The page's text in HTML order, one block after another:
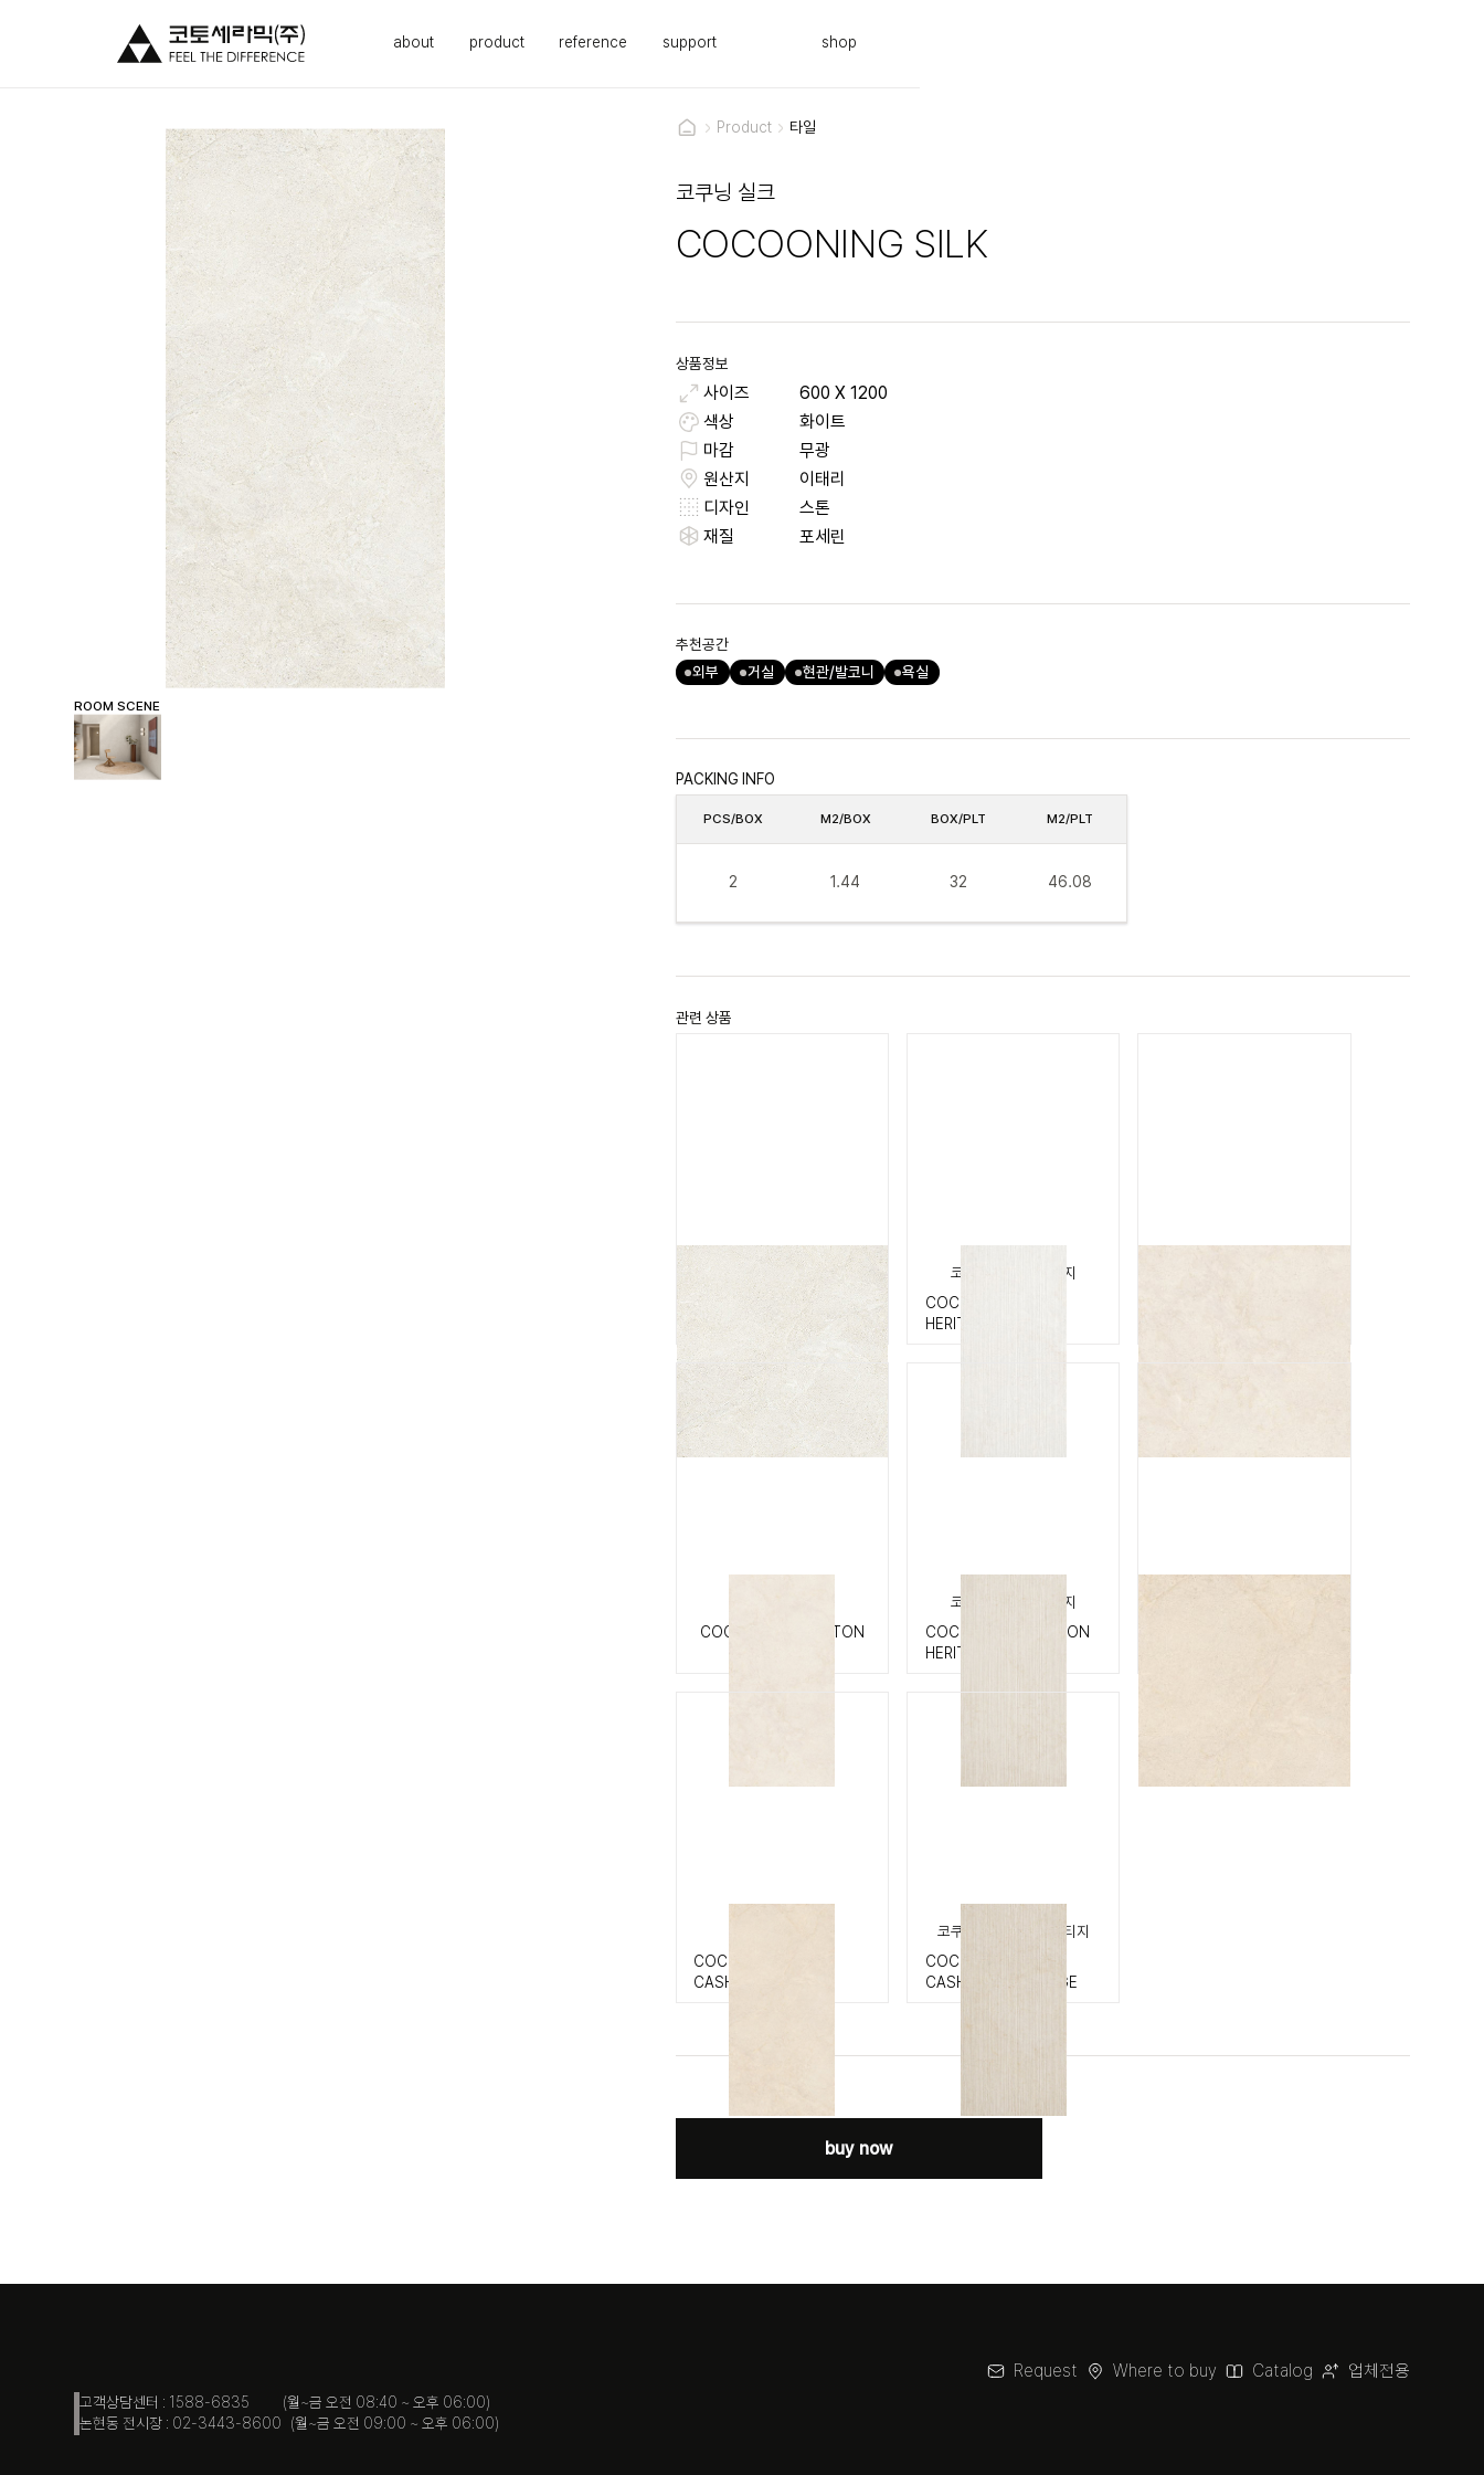
about product reference support shop
ROOM SCENE
Product 타일
코쿠닝 실크
COCOONING SILK
상품정보
사이즈 600 X1200
색상
화이트
마감
무광
원산지
이태리
디자인
스톤
재질
포세린
추천공간
외부
거실 현관/발코니 욕실
PACKING INFO
PCS/BOX
2
M2/BOX
1.44
BOX/PLT
32
M2/PLT
46.08
관련 상품
코쿠닝 실크
COCOONING SILK
코쿠닝 실크 헤리티지
COCOONING SILK
HERITAGE
COCOONING COTTON
코쿠닝 코튼 헤리티지
COCOONING COTTON
HERITAGE
COCOONING
CASHMERE
코쿠닝 캐시미어 헤리티지
COCOONING
CASHMERE HERITAGE
buy now
고객상담센터 : 1588-6835 (월~금 오전 08:40 ~ 오후 06:00)
논현동 전시장 : 02-3443-8600 (월~금 오전 09:00 ~ 오후 06:00)
Request Where to buy Catalog 업체전용